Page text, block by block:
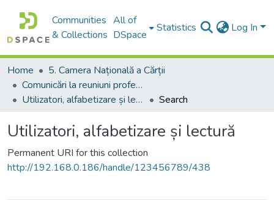
Communities
& Collections
All of
DSpace
Statistics Log In
Home
5. Camera Națională a Cărții
Comunicări la reuniuni profesionale
Utilizatori, alfabetizare și lectură
Search
Utilizatori, alfabetizare și lectură
Permanent URI for this collection
http://192.168.0.186/handle/123456789/438